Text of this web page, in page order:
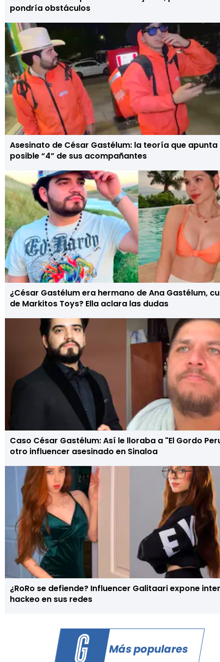
pondría obstáculos
Asesinato de César Gastélum: la teoría que apunta
posible “4” de sus acompañantes
¿César Gastélum era hermano de Ana Gastélum,
de Markitos Toys? Ella aclara las dudas
Caso César Gastélum: Así le lloraba a "El Gordo
otro influencer asesinado en Sinaloa
¿RoRo se defiende? Influencer Galitaari expone
hackeo en sus redes
Más populares